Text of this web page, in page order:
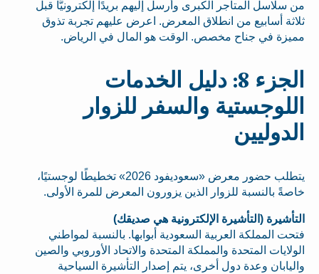
من سلاسل المتاجر الكبرى وأرسل إليهم بريدًا إلكترونيًّا قبل
ثلاثة أسابيع من انطلاق المعرض. اعرض عليهم تجربة تذوق
مميزة في جناح مخصص. الوقت هو المال في الرياض.
الجزء 8: دليل الخدمات
اللوجستية والسفر للزوار
الدوليين
يتطلب حضور معرض «سعوديفود 2026» تخطيطًا لوجستيًا،
خاصةً بالنسبة للزوار الذين يزورون المعرض للمرة الأولى.
التأشيرة (التأشيرة الإلكترونية هي صديقك)
فتحت المملكة العربية السعودية أبوابها. بالنسبة لمواطني
الولايات المتحدة والمملكة المتحدة والاتحاد الأوروبي والصين
واليابان وعدة دول أخرى، يتم إصدار التأشيرة السياحية